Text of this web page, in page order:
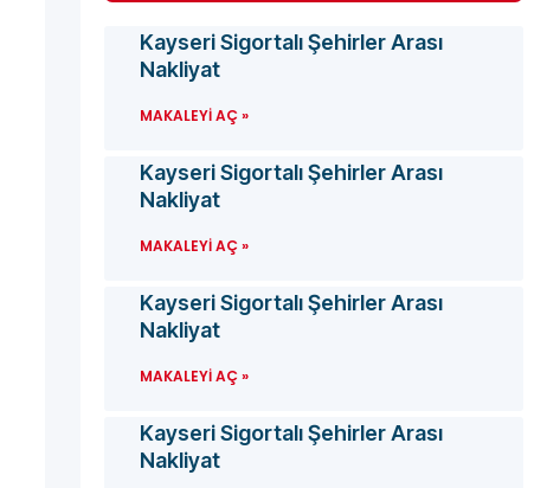
Kayseri Sigortalı Şehirler Arası
Nakliyat
MAKALEYI AÇ »
Kayseri Sigortalı Şehirler Arası
Nakliyat
MAKALEYI AÇ »
Kayseri Sigortalı Şehirler Arası
Nakliyat
MAKALEYI AÇ »
Kayseri Sigortalı Şehirler Arası
Nakliyat